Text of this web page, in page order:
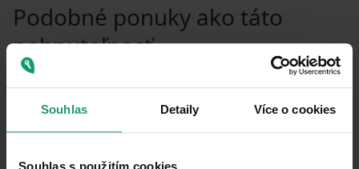
Souhlas Detaily Více o cookies
Podobné ponuky ako táto
nehnuteľnosť